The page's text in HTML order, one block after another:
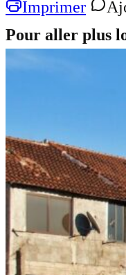
Imprimer
Pour aller plus